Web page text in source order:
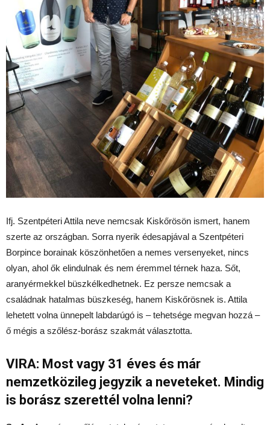
Ifj. Szentpéteri Attila neve nemcsak Kiskőrösön ismert, hanem
szerte az országban. Sorra nyerik édesapjával a Szentpéteri
Borpince borainak köszönhetően a nemes versenyeket, nincs
olyan, ahol ők elindulnak és nem éremmel térnek haza. Sőt,
aranyérmekkel büszkélkedhetnek. Ez persze nemcsak a
családnak hatalmas büszkeség, hanem Kiskőrösnek is. Attila
lehetett volna ünnepelt labdarúgó is – tehetsége megvan hozzá –
ő mégis a szőlész-borász szakmát választotta.
VIRA: Most vagy 31 éves és már
nemzetközileg jegyzik a neveteket. Mindig
is borász szerettél volna lenni?